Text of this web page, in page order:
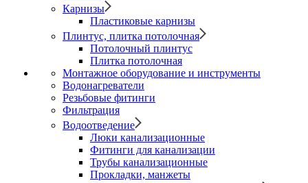
Карнизы
Пластиковые карнизы
Плинтус, плитка потолочная
Потолочный плинтус
Плитка потолочная
Монтажное оборудование и инструменты
Водонагреватели
Резьбовые фитинги
Фильтрация
Водоотведение
Люки канализационные
Фитинги для канализации
Трубы канализационные
Прокладки, манжеты